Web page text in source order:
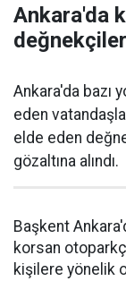
Ankara'da
Ankara'da bazı
eden
elde eden
gözaltına alındı.
Başkent
korsan
kişilere yönelik